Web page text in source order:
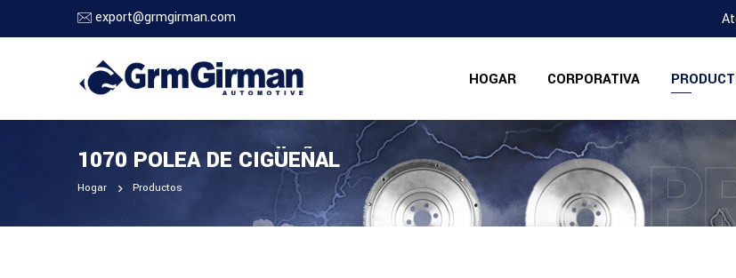
export@grmgirman.com
HOGAR CORPORATIVA
1070 POLEA DE CIGÜEÑAL
Hogar Productos